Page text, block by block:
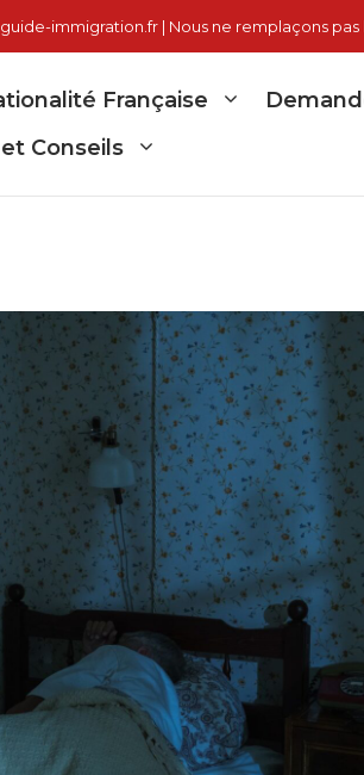
immigration.fr | Nous ne remplaçons
Française
Conseils